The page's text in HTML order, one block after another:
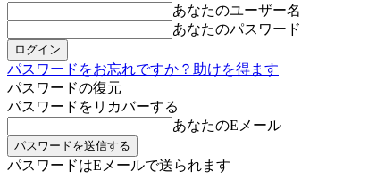
あなたのユーザー名
あなたのパスワード
パスワードをお忘れですか？助けを得ます
パスワードの復元
パスワードをリカバーする
あなたのEメール
パスワードはEメールで送られます